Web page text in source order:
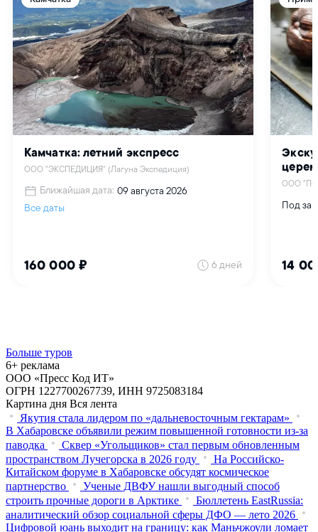
Больше туров
6+ реклама
ООО «Пресс Код ИТ»
ОГРН 1227700267739, ИНН 9725083184
Картина дня Вся лента
Якутия стала лидером по «дальневосточным гектарам»
В Хабаровске объявили режим повышенной готовности из‑за
паводка
Сквер «Угольщиков» стал первым обновленным
пространством Лучегорска в 2026 году
На Российско-
Китайском форуме в Хабаровске обсудят космическое
партнерство
Ученые ДВФУ нашли выгодный способ
строить прочные дороги в Арктике
Бюллетень EastRussia:
аналитический обзор социальной сферы ДФО — лето 2026
Цифровой юань выходит на границу: как Маньчжоули ломает